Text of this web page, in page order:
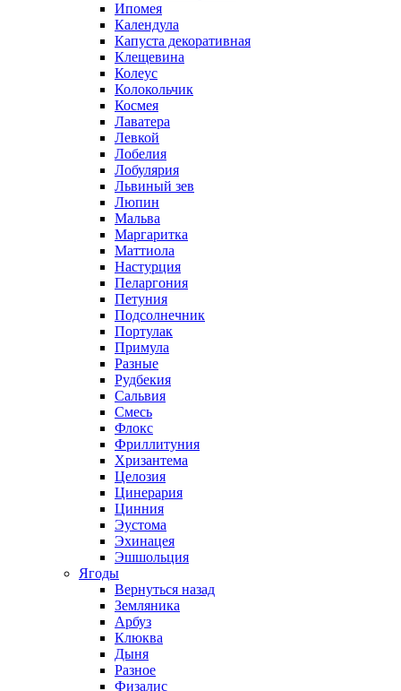
Ипомея
Календула
Капуста декоративная
Клещевина
Колеус
Колокольчик
Космея
Лаватера
Левкой
Лобелия
Лобулярия
Львиный зев
Люпин
Мальва
Маргаритка
Маттиола
Настурция
Пеларгония
Петуния
Подсолнечник
Портулак
Примула
Разные
Рудбекия
Сальвия
Смесь
Флокс
Фриллитуния
Хризантема
Целозия
Цинерария
Цинния
Эустома
Эхинацея
Эшшольция
Ягоды
Вернуться назад
Земляника
Арбуз
Клюква
Дыня
Разное
Физалис